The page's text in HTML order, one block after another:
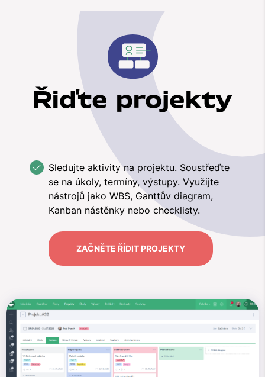
Řiďte projekty
Sledujte aktivity na projektu. Soustřeďte
se na úkoly, termíny, výstupy. Využijte
nástrojů jako WBS, Ganttův diagram,
Kanban nástěnky nebo checklisty.
ZAČNĚTE ŘÍDIT PROJEKTY